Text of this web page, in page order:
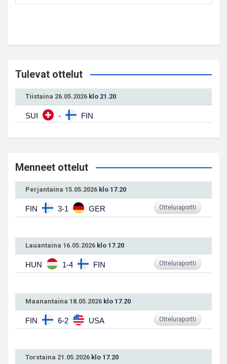
Tulevat ottelut
Tiistaina 26.05.2026 klo 21.20
SUI - FIN
Menneet ottelut
Perjantaina 15.05.2026 klo 17.20
FIN 3-1 GER Otteluraportti
Lauantaina 16.05.2026 klo 17.20
HUN 1-4 FIN Otteluraportti
Maanantaina 18.05.2026 klo 17.20
FIN 6-2 USA Otteluraportti
Torstaina 21.05.2026 klo 17.20